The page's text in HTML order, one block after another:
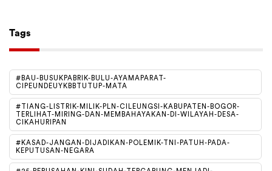
Tags
#BAU-BUSUKPABRIK-BULU-AYAMAPARAT-
CIPEUNDEUYKBBTUTUP-MATA
#TIANG-LISTRIK-MILIK-PLN-CILEUNGSI-KABUPATEN-BOGOR-
TERLIHAT-MIRING-DAN-MEMBAHAYAKAN-DI-WILAYAH-DESA-
CIKAHURIPAN
#KASAD-JANGAN-DIJADIKAN-POLEMIK-TNI-PATUH-PADA-
KEPUTUSAN-NEGARA